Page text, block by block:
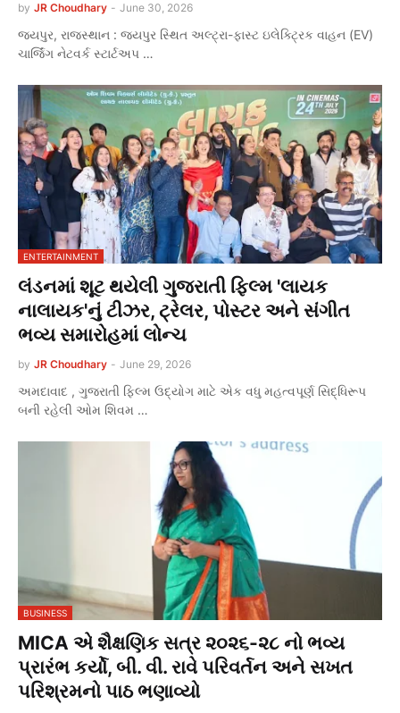
by JR Choudhary - June 30, 2026
જયપુર, રાજસ્થાન : જયપુર સ્થિત અલ્ટ્રા-ફાસ્ટ ઇલેક્ટ્રિક વાહન (EV)
ચાર્જિંગ નેટવર્ક સ્ટાર્ટઅપ …
ENTERTAINMENT
લંડનમાં શૂટ થયેલી ગુજરાતી ફિલ્મ 'લાયક
નાલાયક'નું ટીઝર, ટ્રેલર, પોસ્ટર અને સંગીત
ભવ્ય સમારોહમાં લોન્ચ
by JR Choudhary - June 29, 2026
અમદાવાદ , ગુજરાતી ફિલ્મ ઉદ્યોગ માટે એક વધુ મહત્વપૂર્ણ સિદ્ધિરૂપ
બની રહેલી ઓમ શિવમ …
BUSINESS
MICA એ શૈક્ષણિક સત્ર ૨૦૨૬-૨૮ નો ભવ્ય
પ્રારંભ કર્યો, બી. વી. રાવે પરિવર્તન અને સખત
પરિશ્રમનો પાઠ ભણાવ્યો